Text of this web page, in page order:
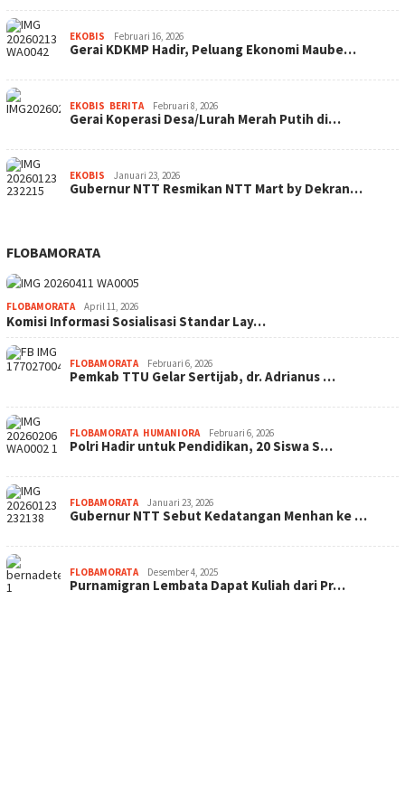
EKOBIS Februari 16, 2026
Gerai KDKMP Hadir, Peluang Ekonomi Maube…
EKOBIS BERITA Februari 8, 2026
Gerai Koperasi Desa/Lurah Merah Putih di…
EKOBIS Januari 23, 2026
Gubernur NTT Resmikan NTT Mart by Dekran…
FLOBAMORATA
FLOBAMORATA April 11, 2026
Komisi Informasi Sosialisasi Standar Lay…
FLOBAMORATA Februari 6, 2026
Pemkab TTU Gelar Sertijab, dr. Adrianus …
FLOBAMORATA, HUMANIORA Februari 6, 2026
Polri Hadir untuk Pendidikan, 20 Siswa S…
FLOBAMORATA Januari 23, 2026
Gubernur NTT Sebut Kedatangan Menhan ke …
FLOBAMORATA Desember 4, 2025
Purnamigran Lembata Dapat Kuliah dari Pr…